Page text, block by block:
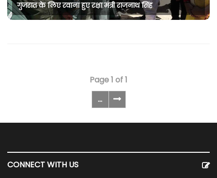
गुजरात के लिए रवाना हुए रक्षा मंत्री राजनाथ सिंह
Page 1 of 1
...
CONNECT WITH US